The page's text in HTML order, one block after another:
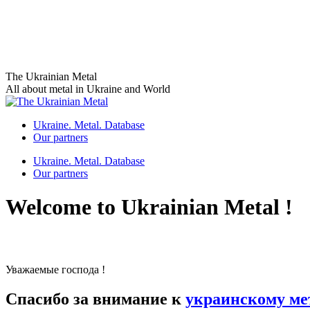
Skip
to
content
The Ukrainian Metal
All about metal in Ukraine and World
Ukraine. Metal. Database
Our partners
Ukraine. Metal. Database
Our partners
Welcome to Ukrainian Metal !
Уважаемые господа !
Спасибо за внимание к украинскому